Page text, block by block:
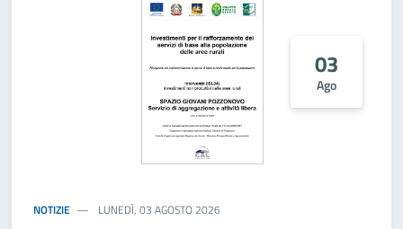
03
Ago
NOTIZIE LUNEDÌ, 03 AGOSTO 2026